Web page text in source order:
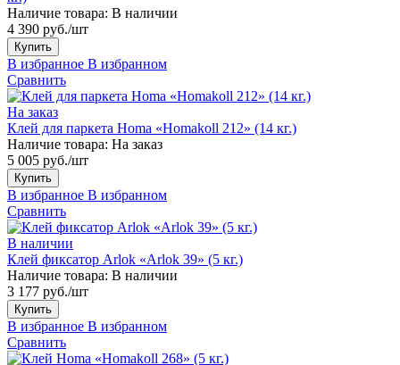
Наличие товара: В наличии
4 390 руб./шт
Купить
В избранное В избранном
Сравнить
На заказ
Клей для паркета Homa «Homakoll 212» (14 кг.)
Наличие товара: На заказ
5 005 руб./шт
Купить
В избранное В избранном
Сравнить
В наличии
Клей фиксатор Arlok «Arlok 39» (5 кг.)
Наличие товара: В наличии
3 177 руб./шт
Купить
В избранное В избранном
Сравнить